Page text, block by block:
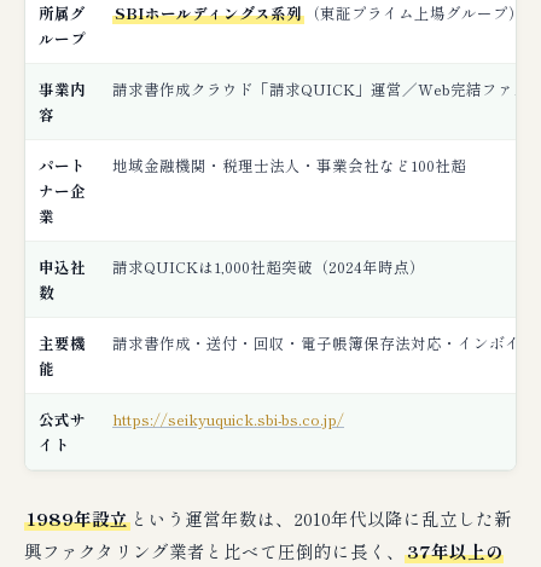
所属グ
ループ
SBIホールディングス系列 （東証プライム上場グループ）
事業内
容
請求書作成クラウド「請求QUICK」運営／Web完結ファ
パート
ナー企
業
地域金融機関・税理士法人・事業会社など100社超
申込社
数
請求QUICKは1,000社超突破（2024年時点）
主要機
能
請求書作成・送付・回収・電子帳簿保存法対応・インボイ
公式サ
イト
https://seikyuquick.sbi-bs.co.jp/
1989年設立 という運営年数は、2010年代以降に乱立した新
興ファクタリング業者と比べて圧倒的に長く、 37年以上の